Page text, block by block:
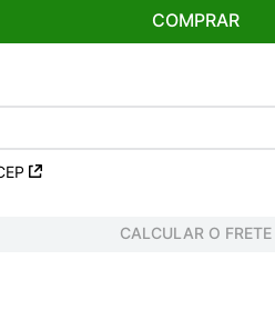
COMPRAR
CALCULAR O FRETE